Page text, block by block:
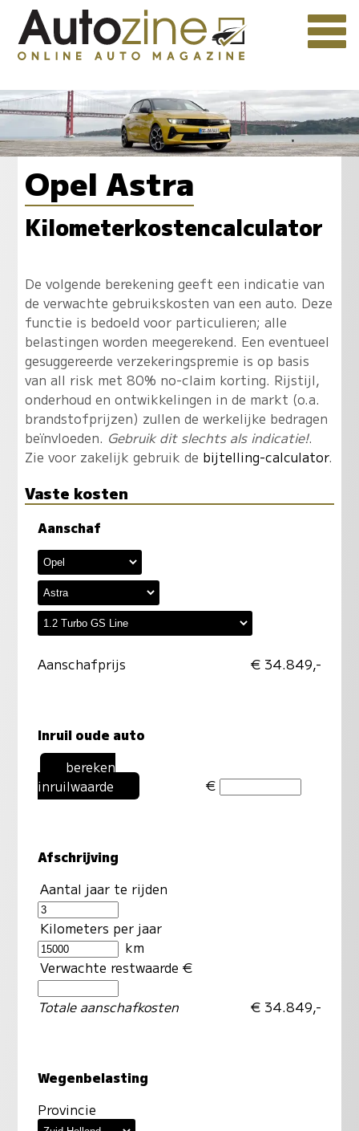
Opel Astra
Kilometerkostencalculator
De volgende berekening geeft een indicatie van
de verwachte gebruikskosten van een auto. Deze
functie is bedoeld voor particulieren; alle
belastingen worden meegerekend. Een eventueel
gesuggereerde verzekeringspremie is op basis
van all risk met 80% no-claim korting. Rijstijl,
onderhoud en ontwikkelingen in de markt (o.a.
brandstofprijzen) zullen de werkelijke bedragen
beïnvloeden. Gebruik dit slechts als indicatie!.
Zie voor zakelijk gebruik de bijtelling-calculator.
Vaste kosten
Aanschaf
Aanschafprijs € 34.849,-
Inruil oude auto
bereken
inruilwaarde
€
Afschrijving
Aantal jaar te rijden
Kilometers per jaar
km
Verwachte restwaarde €
Totale aanschafkosten € 34.849,-
Wegenbelasting
Provincie